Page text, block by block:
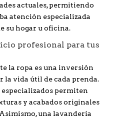
actuales, permitiendo
atención especializada
su hogar u oficina.
profesional para tus
la ropa es una inversión
la vida útil de cada prenda.
especializados permiten
y acabados originales
una lavandería